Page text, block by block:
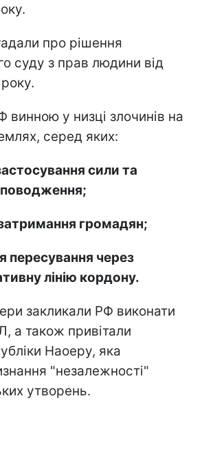
про рішення
суду з прав людини від
винною у низці злочинів на
серед яких:
сили та
громадян;
пересування через
лінію кордону.
закликали РФ виконати
а також привітали
Наоеру, яка
"незалежності"
утворень.